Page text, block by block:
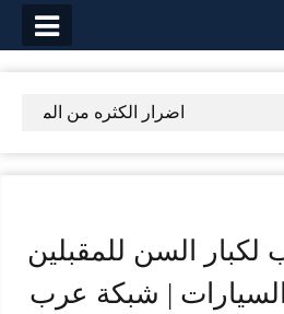
اضرار الكثره من
لكبار السن للمقبلين
| شبكة عرب